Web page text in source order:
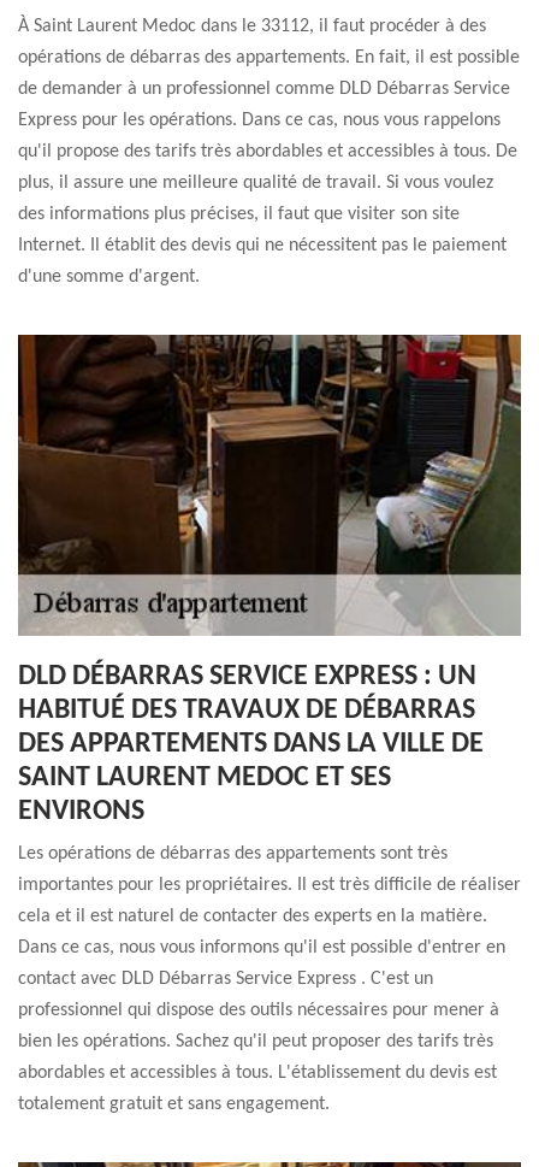
À Saint Laurent Medoc dans le 33112, il faut procéder à des
opérations de débarras des appartements. En fait, il est possible
de demander à un professionnel comme DLD Débarras Service
Express pour les opérations. Dans ce cas, nous vous rappelons
qu'il propose des tarifs très abordables et accessibles à tous. De
plus, il assure une meilleure qualité de travail. Si vous voulez
des informations plus précises, il faut que visiter son site
Internet. Il établit des devis qui ne nécessitent pas le paiement
d'une somme d'argent.
DLD DÉBARRAS SERVICE EXPRESS : UN
HABITUÉ DES TRAVAUX DE DÉBARRAS
DES APPARTEMENTS DANS LA VILLE DE
SAINT LAURENT MEDOC ET SES
ENVIRONS
Les opérations de débarras des appartements sont très
importantes pour les propriétaires. Il est très difficile de réaliser
cela et il est naturel de contacter des experts en la matière.
Dans ce cas, nous vous informons qu'il est possible d'entrer en
contact avec DLD Débarras Service Express . C'est un
professionnel qui dispose des outils nécessaires pour mener à
bien les opérations. Sachez qu'il peut proposer des tarifs très
abordables et accessibles à tous. L'établissement du devis est
totalement gratuit et sans engagement.